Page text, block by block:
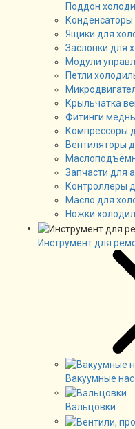
Поддон
Ящики для
Заслонки для
Модули
Петли
Крыльчатка
Фитинги
Компрессоры
Вентиляторы
Запчасти для
Контроллеры
Масло для
Ножки
Инструмент для
Вакуумные
Вальцовки